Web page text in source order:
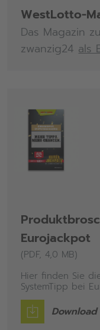
WestLotto-
Das Magazin
zwanzig24 als
Eurojackpot
(PDF, 4,0 MB)
Hier finden Sie
SystemTipp bei
Download